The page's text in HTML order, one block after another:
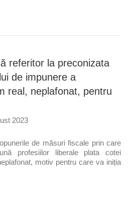
referitor la preconizata
de impunere a
real, neplafonat, pentru
2023
de măsuri fiscale prin care
profesiilor liberale plata cotei
motiv pentru care va iniția